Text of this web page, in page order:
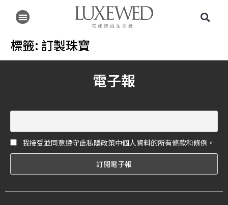
標籤: 訂製珠寶
電子報
我接受並同意遵守此私隱政策中個人資料的所有條款和條例。